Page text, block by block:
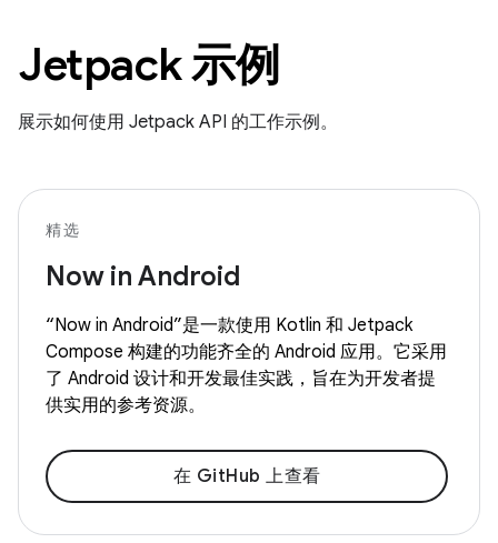
Jetpack 示例
展示如何使用 Jetpack API 的工作示例。
精选
Now in Android
“Now in Android”是一款使用 Kotlin 和 Jetpack
Compose 构建的功能齐全的 Android 应用。它采用
了 Android 设计和开发最佳实践，旨在为开发者提
供实用的参考资源。
在 GitHub 上查看